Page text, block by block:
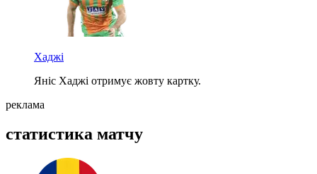
Хаджі
Яніс Хаджі отримує жовту картку.
реклама
статистика матчу